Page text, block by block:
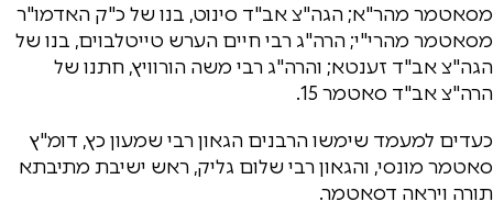
מסאטמר מהר"א; הגה"צ אב"ד סינוט, בנו של כ"ק האדמו"ר
מסאטמר מהרי"י; הרה"ג רבי חיים הערש טייטלבוים, בנו של
הגה"צ אב"ד זענטא; והרה"ג רבי משה הורוויץ, חתנו של
הרה"צ אב"ד סאטמר 15.
כעדים למעמד שימשו הרבנים הגאון רבי שמעון כץ, דומ"ץ
סאטמר מונסי, והגאון רבי שלום גליק, ראש ישיבת מתיבתא
תורה ויראה דסאטמר.